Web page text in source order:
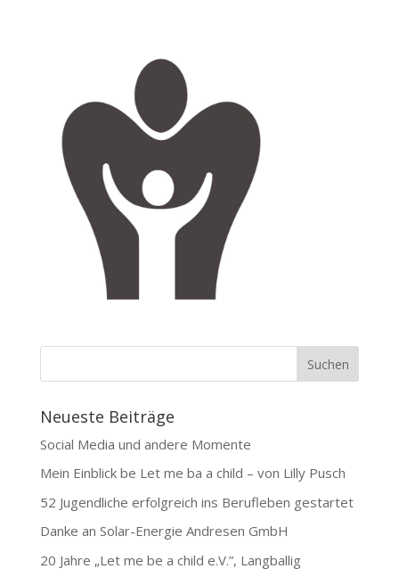
Neueste Beiträge
Social Media und andere Momente
Mein Einblick be Let me ba a child – von Lilly Pusch
52 Jugendliche erfolgreich ins Berufleben gestartet
Danke an Solar-Energie Andresen GmbH
20 Jahre „Let me be a child e.V.”, Langballig